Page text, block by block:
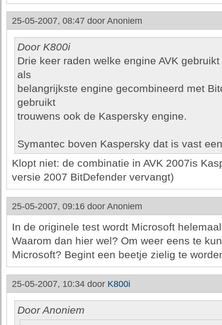
25-05-2007, 08:47 door Anoniem
Door K800i
Drie keer raden welke engine AVK
als
belangrijkste engine gecombineerd met
gebruikt
trouwens ook de Kaspersky engine.
Symantec boven Kaspersky dat is vast
Klopt niet: de combinatie in AVK 2007is
versie 2007 BitDefender vervangt)
25-05-2007, 09:16 door Anoniem
In de originele test wordt Microsoft
Waarom dan hier wel? Om weer eens te
Microsoft? Begint een beetje zielig te
25-05-2007, 10:34 door K800i
Door Anoniem